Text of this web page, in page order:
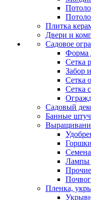
Плитка
Двери и
Садовое
Форма
Сетка
Забор
Сетка
Сетка
Садовый
Банные
Лампы
Пленка,